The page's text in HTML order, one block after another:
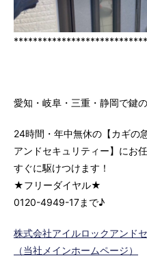
****************************
愛知・岐阜・三重・静岡で鍵
24時間・年中無休の【カギの
アンドセキュリティー】にお
すぐに駆けつけます！
★フリーダイヤル★
0120-4949-17まで♪
株式会社アイルロックアンド
（当社メインホームページ）